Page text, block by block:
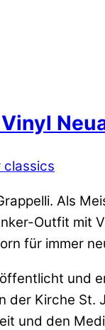
classics
Als
Outfit mit
für immer
der Kirche
und den